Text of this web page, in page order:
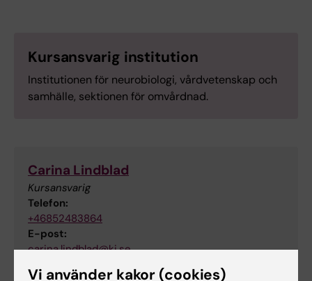
Kursansvarig institution
Institutionen för neurobiologi, vårdvetenskap och
samhälle, sektionen för omvårdnad.
Carina Lindblad
Kursansvarig
Telefon:
+46852483864
E-post:
carina.lindblad@ki.se
Vi använder kakor (cookies)